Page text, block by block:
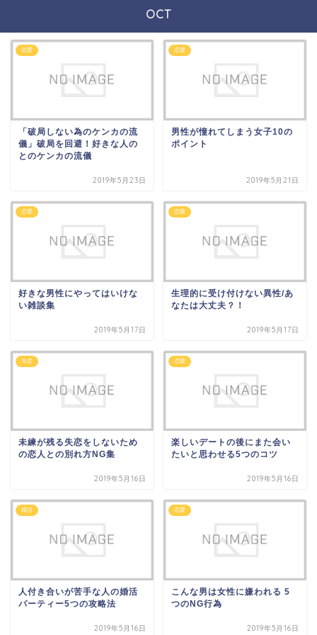
OCT
恋愛
「破局しない為のケンカの流
儀」破局を回避！好きな人の
とのケンカの流儀
2019年5月23日
恋愛
男性が憧れてしまう女子10の
ポイント
2019年5月21日
恋愛
好きな男性にやってはいけな
い雑談集
2019年5月17日
恋愛
生理的に受け付けない異性/あ
なたは大丈夫？！
2019年5月17日
失恋
未練が残る失恋をしないため
の恋人との別れ方NG集
2019年5月16日
恋愛
楽しいデートの後にまた会い
たいと思わせる5つのコツ
2019年5月16日
婚活
人付き合いが苦手な人の婚活
パーティー5つの攻略法
2019年5月16日
恋愛
こんな男は女性に嫌われる 5
つのNG行為
2019年5月16日